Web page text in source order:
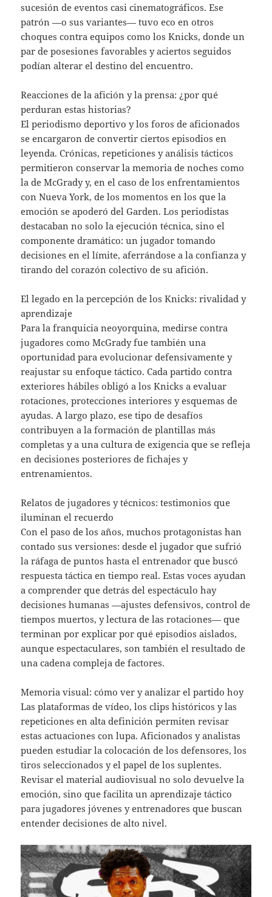
sucesión de eventos casi cinematográficos. Ese
patrón —o sus variantes— tuvo eco en otros
choques contra equipos como los Knicks, donde un
par de posesiones favorables y aciertos seguidos
podían alterar el destino del encuentro.
Reacciones de la afición y la prensa: ¿por qué
perduran estas historias?
El periodismo deportivo y los foros de aficionados
se encargaron de convertir ciertos episodios en
leyenda. Crónicas, repeticiones y análisis tácticos
permitieron conservar la memoria de noches como
la de McGrady y, en el caso de los enfrentamientos
con Nueva York, de los momentos en los que la
emoción se apoderó del Garden. Los periodistas
destacaban no solo la ejecución técnica, sino el
componente dramático: un jugador tomando
decisiones en el límite, aferrándose a la confianza y
tirando del corazón colectivo de su afición.
El legado en la percepción de los Knicks: rivalidad y
aprendizaje
Para la franquicia neoyorquina, medirse contra
jugadores como McGrady fue también una
oportunidad para evolucionar defensivamente y
reajustar su enfoque táctico. Cada partido contra
exteriores hábiles obligó a los Knicks a evaluar
rotaciones, protecciones interiores y esquemas de
ayudas. A largo plazo, ese tipo de desafíos
contribuyen a la formación de plantillas más
completas y a una cultura de exigencia que se refleja
en decisiones posteriores de fichajes y
entrenamientos.
Relatos de jugadores y técnicos: testimonios que
iluminan el recuerdo
Con el paso de los años, muchos protagonistas han
contado sus versiones: desde el jugador que sufrió
la ráfaga de puntos hasta el entrenador que buscó
respuesta táctica en tiempo real. Estas voces ayudan
a comprender que detrás del espectáculo hay
decisiones humanas —ajustes defensivos, control de
tiempos muertos, y lectura de las rotaciones— que
terminan por explicar por qué episodios aislados,
aunque espectaculares, son también el resultado de
una cadena compleja de factores.
Memoria visual: cómo ver y analizar el partido hoy
Las plataformas de vídeo, los clips históricos y las
repeticiones en alta definición permiten revisar
estas actuaciones con lupa. Aficionados y analistas
pueden estudiar la colocación de los defensores, los
tiros seleccionados y el papel de los suplentes.
Revisar el material audiovisual no solo devuelve la
emoción, sino que facilita un aprendizaje táctico
para jugadores jóvenes y entrenadores que buscan
entender decisiones de alto nivel.